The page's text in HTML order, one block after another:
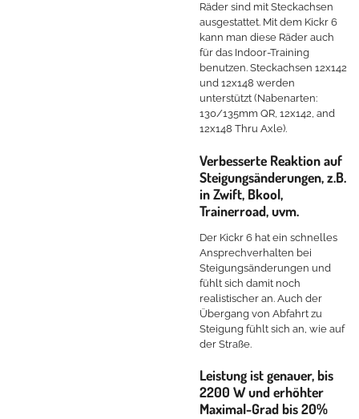
Räder sind mit Steckachsen
ausgestattet. Mit dem Kickr 6
kann man diese Räder auch
für das Indoor-Training
benutzen. Steckachsen 12x142
und 12x148 werden
unterstützt (Nabenarten:
130/135mm QR, 12x142, and
12x148 Thru Axle).
Verbesserte Reaktion auf
Steigungsänderungen, z.B.
in Zwift, Bkool,
Trainerroad, uvm.
Der Kickr 6 hat ein schnelles
Ansprechverhalten bei
Steigungsänderungen und
fühlt sich damit noch
realistischer an. Auch der
Übergang von Abfahrt zu
Steigung fühlt sich an, wie auf
der Straße.
Leistung ist genauer, bis
2200 W und erhöhter
Maximal-Grad bis 20%